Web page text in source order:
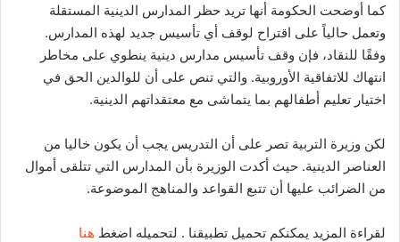
كما أوضحت الحكومة أنها تريد حظر المدارس الدينية المستقلة
وتعمل حالياً على اقتراح لوقف أي تأسيس جديد لهذه المدارس.
وفقًا للنقاد، فإن وقف تأسيس مدارس دينية ينطوي على مخاطر
انتهاك للاتفاقية الأوروبية. والتي تنص على أن للوالدين الحق في
اختيار تعليم أطفالهم بما يتماشى مع معتقداتهم الدينية.
لكن وزيرة التربية تصر على أن التدريس يجب أن يكون خاليا من
العناصر الدينية. حيث أكدت الوزيرة بأن المدارس التي تتلقى أموال
من الضرائب عليها أن تتبع القواعد والمناهج الموضوعة.
لقراءة المزيد يمكنكم تحميل تطبيقنا . لتحميله اضغط هنا